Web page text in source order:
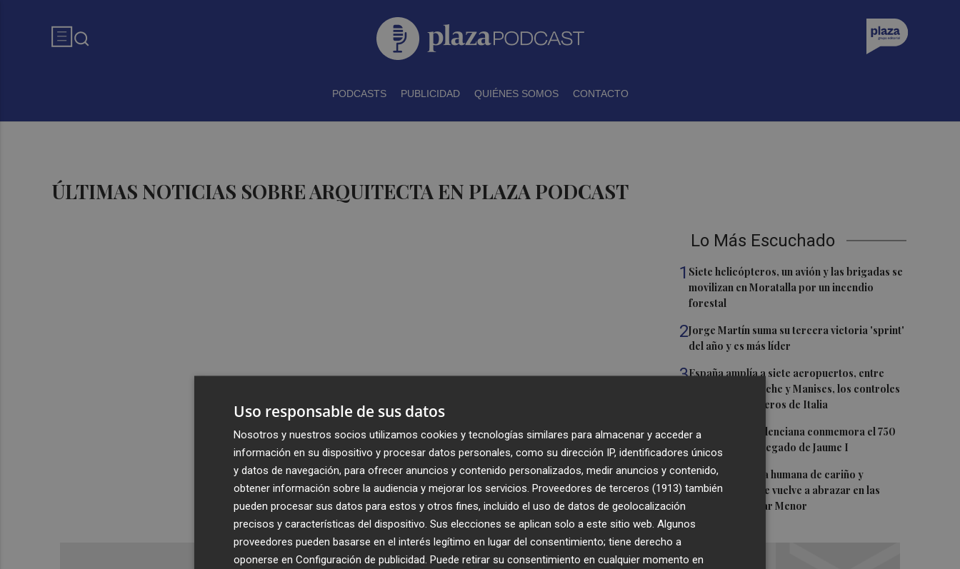
PODCASTS PUBLICIDAD QUIÉNES SOMOS CONTACTO
ÚLTIMAS NOTICIAS SOBRE ARQUITECTA EN PLAZA PODCAST
Lo Más Escuchado
1 Siete helicópteros, un avión y las brigadas se
movilizan en Moratalla por un incendio
forestal
2Jorge Martín suma su tercera victoria 'sprint'
del año y es más líder
3España amplía a siete aeropuertos, entre
ellos Alicante-Elche y Manises, los controles
aleatorios a viajeros de Italia
4La Biblioteca Valenciana conmemora el 750
aniversario del legado de Jaume I
5Una gran cadena humana de cariño y
reivindicación se vuelve a abrazar en las
playas por el Mar Menor
Uso responsable de sus datos
Nosotros y nuestros socios utilizamos cookies y tecnologías similares para almacenar y acceder a
información en su dispositivo y procesar datos personales, como su dirección IP, identificadores únicos
y datos de navegación, para ofrecer anuncios y contenido personalizados, medir anuncios y contenido,
obtener información sobre la audiencia y mejorar los servicios. Proveedores de terceros (1913) también
pueden procesar sus datos para estos y otros fines, incluido el uso de datos de geolocalización
precisos y características del dispositivo. Sus elecciones se aplican solo a este sitio web. Algunos
proveedores pueden basarse en el interés legítimo en lugar del consentimiento; tiene derecho a
oponerse en Configuración de publicidad . Puede retirar su consentimiento en cualquier momento en